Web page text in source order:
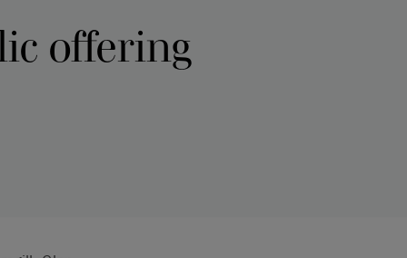
offering